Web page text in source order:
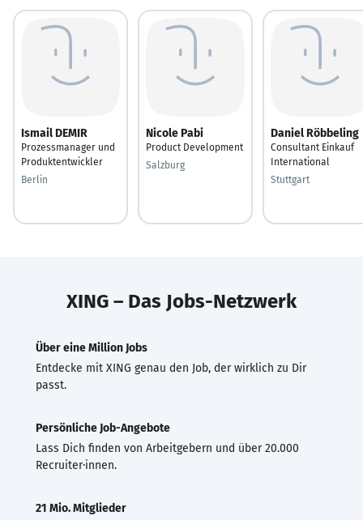
Ismail DEMIR
Prozessmanager und
Produktentwickler
Berlin
Nicole Pabi
Product Development
Salzburg
Daniel Röbbeling
Consultant Einkauf
International
Stuttgart
XING – Das Jobs-Netzwerk
Über eine Million Jobs
Entdecke mit XING genau den Job, der wirklich zu Dir
passt.
Persönliche Job-Angebote
Lass Dich finden von Arbeitgebern und über 20.000
Recruiter·innen.
21 Mio. Mitglieder